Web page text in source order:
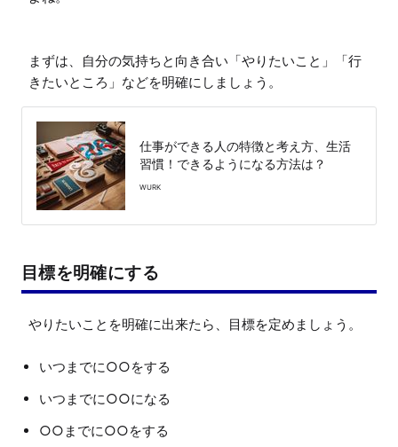
まずは、自分の気持ちと向き合い「やりたいこと」「行
きたいところ」などを明確にしましょう。
仕事ができる人の特徴と考え方、生活
習慣！できるようになる方法は？
WURK
目標を明確にする
いつまでに○○をする
いつまでに○○になる
○○までに○○をする